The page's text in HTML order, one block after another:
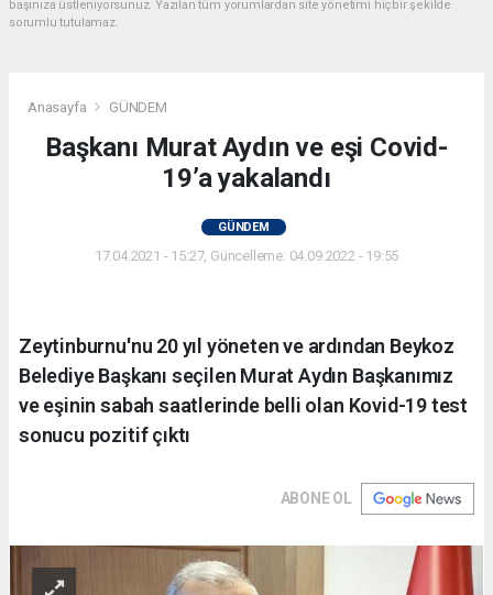
başınıza üstleniyorsunuz. Yazılan tüm yorumlardan site yönetimi hiçbir şekilde
sorumlu tutulamaz.
Anasayfa GÜNDEM
Başkanı Murat Aydın ve eşi Covid-
19’a yakalandı
GÜNDEM
17.04.2021 - 15:27, Güncelleme: 04.09.2022 - 19:55
Zeytinburnu'nu 20 yıl yöneten ve ardından Beykoz
Belediye Başkanı seçilen Murat Aydın Başkanımız
ve eşinin sabah saatlerinde belli olan Kovid-19 test
sonucu pozitif çıktı
ABONE OL